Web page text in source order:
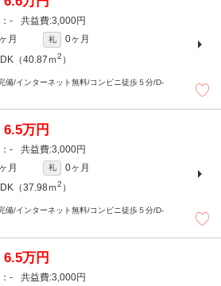
- 3,000円
月 礼
0ヶ月
（40.87ｍ2 ）
備/インターネット無料/コンビニ徒歩５分/D-
6.5万円
- 3,000円
月 礼
0ヶ月
（37.98ｍ2 ）
備/インターネット無料/コンビニ徒歩５分/D-
6.5万円
- 3,000円